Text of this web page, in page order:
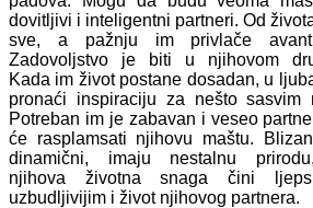
dovitljivi i inteligentni partneri. Od
sve, a pažnju im privlače
Zadovoljstvo je biti u njihovom
Kada im život postane dosadan, u
pronaći inspiraciju za nešto sasvim
Potreban im je zabavan i veseo
će rasplamsati njihovu maštu.
dinamični, imaju nestalnu
njihova životna snaga čini
uzbudljivijim i život njihovog partnera.